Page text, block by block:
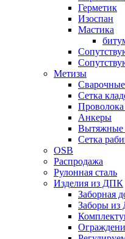
Герметик
Изоспан
Мастика
Метизы
Сетка
Проволока
Анкеры
Вытяжные
Сетка
OSB
Распродажа
Рулонная сталь
Изделия из ДПК
Заборная
Заборы